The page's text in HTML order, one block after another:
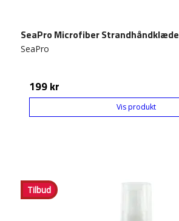
SeaPro Microfiber Strandhåndklæde
SeaPro
199 kr
Vis produkt
Tilbud